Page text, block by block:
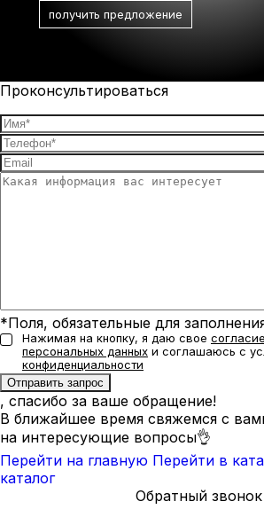
Проконсультироваться
*Поля, обязательные для
Нажимая на кнопку, я даю свое
персональных данных и соглашаюсь с
конфиденциальности
, спасибо за ваше обращение!
В ближайшее время свяжемся с
на интересующие вопросы👌
Перейти на главную Перейти в
каталог
Обратный звонок